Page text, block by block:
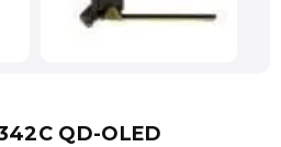
QD-OLED